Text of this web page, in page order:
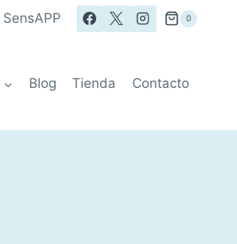
SensAPP 0
Blog Tienda Contacto